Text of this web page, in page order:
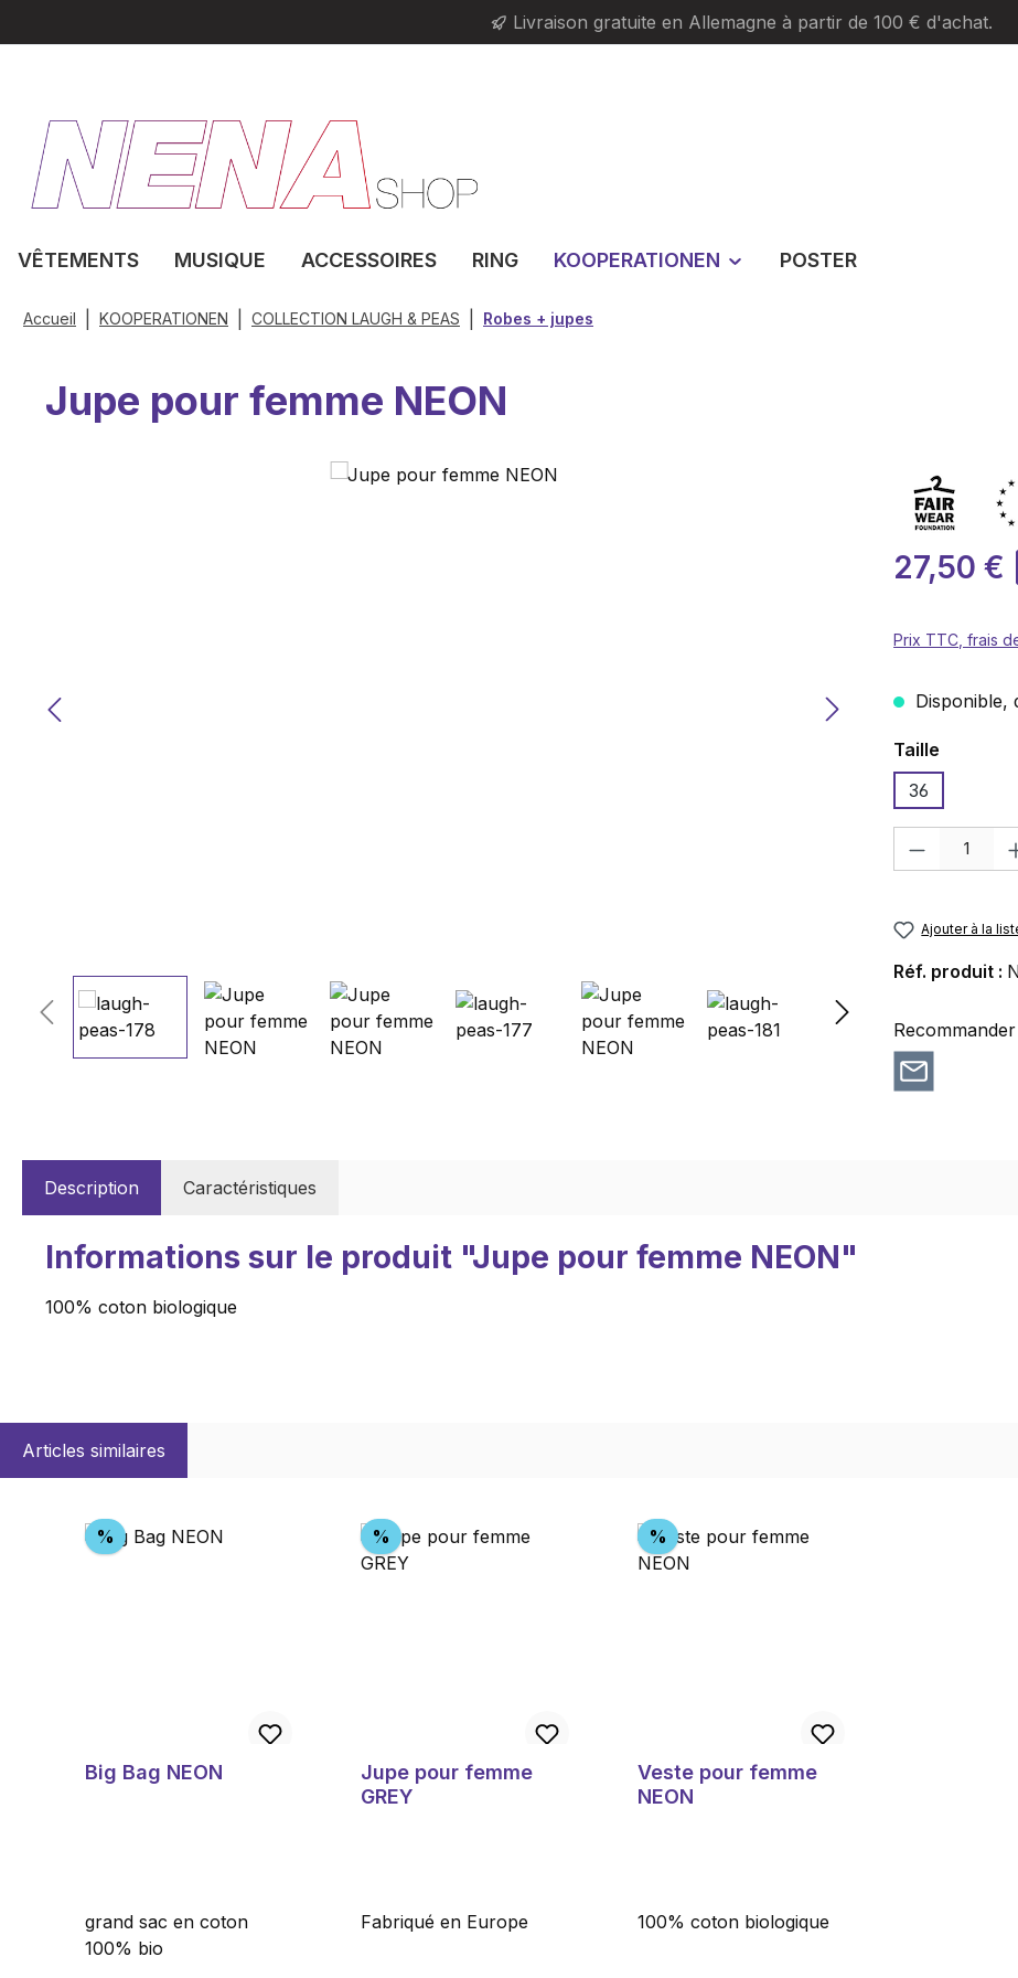
Livraison gratuite en Allemagne à partir de 100 € d'achat.
VÊTEMENTS MUSIQUE ACCESSOIRES RING KOOPERATIONEN POSTER
Accueil KOOPERATIONEN COLLECTION LAUGH & PEAS Robes + jupes
Jupe pour femme NEON
Prix de vente :
27,50 €
Prix TTC, frais
Disponible,
Sélectionnez
Taille
36
Quantité de
Ajouter à la
Réf. produit :
Description Caractéristiques
Informations sur le produit "Jupe pour femme NEON"
100% coton biologique
Articles similaires
Ignorer la galerie de produits
% Réduction
Big Bag NEON
grand sac en coton
100% bio
% Réduction
Jupe pour femme
GREY
Fabriqué en Europe
% Réduction
Veste pour femme
NEON
100% coton biologique